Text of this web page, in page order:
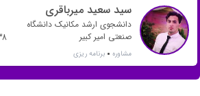
سید سعید میرباقری
دانشجوی ارشد مکانیک دانشگاه
صنعتی امیر کبیر
مشاوره برنامه ریزی
38